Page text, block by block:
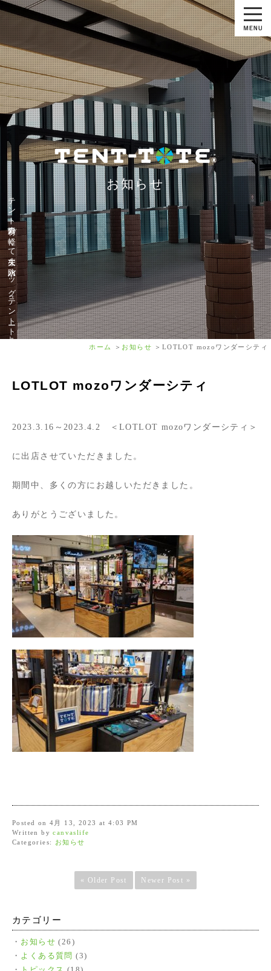
お知らせ
テント素材の軽くて丈夫な防水バッグ『テントート』
ホーム お知らせ LOTLOT mozoワンダーシティ
LOTLOT mozoワンダーシティ
2023.3.16～2023.4.2 ＜LOTLOT mozoワンダーシティ＞
に出店させていただきました。
期間中、多くの方にお越しいただきました。
ありがとうございました。
Posted on 4月 13, 2023 at 4:03 PM
Written bycanvaslife
Categories: お知らせ
« Older Post Newer Post »
カテゴリー
お知らせ (26)
よくある質問 (3)